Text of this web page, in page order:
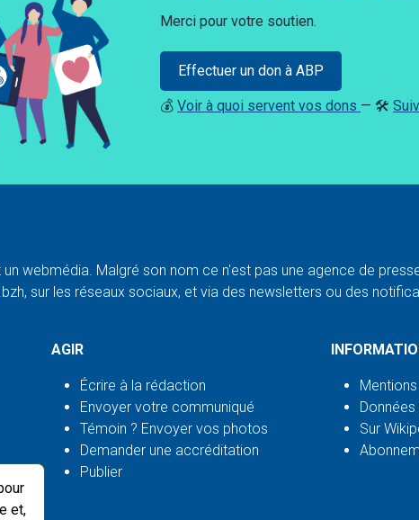
et,
Merci pour votre soutien.
Effectuer un don à ABP
💰 Voir à quoi servent vos dons — 🛠️
un webmédia. Malgré son nom ce n'est pas une agence de
sur les réseaux sociaux, et via des newsletters ou des
AGIR
Écrire à la rédaction
Envoyer votre communiqué
Témoin ? Envoyer vos photos
Demander une accréditation
Publier
Sur